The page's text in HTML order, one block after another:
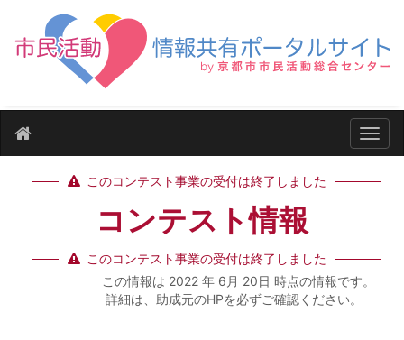
ナビ
このコンテスト事業の受付は終了しました
コンテスト情報
このコンテスト事業の受付は終了しました
この情報は 2022 年 6月 20日 時点の情報です。
詳細は、助成元のHPを必ずご確認ください。